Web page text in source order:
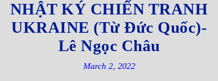
NHẬT KÝ CHIẾN TRANH
UKRAINE (Từ Đức Quốc)-
Lê Ngọc Châu
March 2, 2022